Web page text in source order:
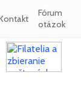
Fórum
otázok